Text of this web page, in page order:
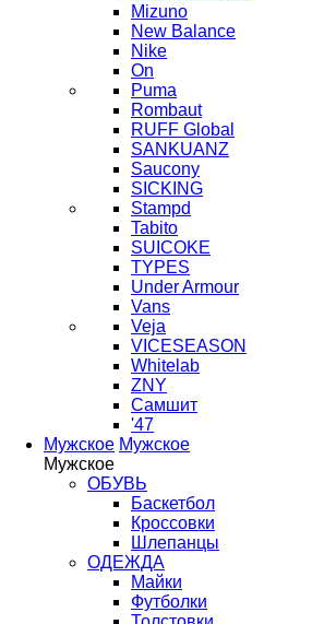
Mizuno
New Balance
Nike
On
Puma
Rombaut
RUFF Global
SANKUANZ
Saucony
SICKING
Stampd
Tabito
SUICOKE
TYPES
Under Armour
Vans
Veja
VICESEASON
Whitelab
ZNY
Самшит
'47
Мужское Мужское
Мужское
ОБУВЬ
Баскетбол
Кроссовки
Шлепанцы
ОДЕЖДА
Майки
Футболки